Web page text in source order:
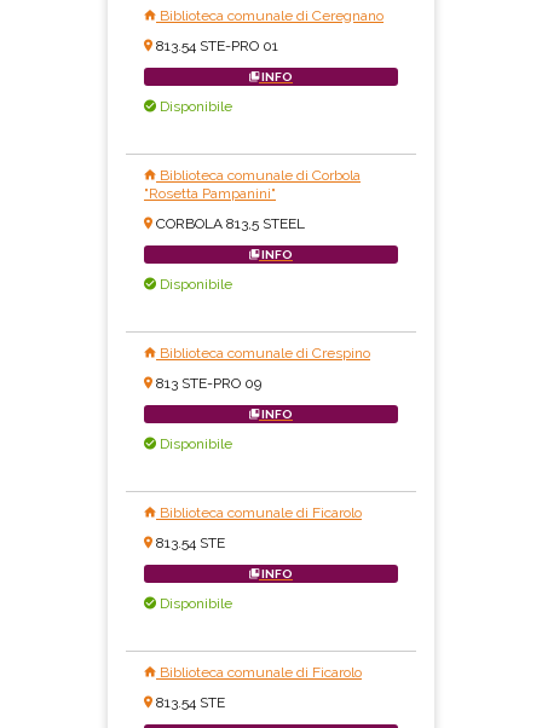
Biblioteca comunale di Ceregnano
813.54 STE-PRO 01
INFO
Disponibile
Biblioteca comunale di Corbola
"Rosetta Pampanini"
CORBOLA 813,5 STEEL
INFO
Disponibile
Biblioteca comunale di Crespino
813 STE-PRO 09
INFO
Disponibile
Biblioteca comunale di Ficarolo
813.54 STE
INFO
Disponibile
Biblioteca comunale di Ficarolo
813.54 STE